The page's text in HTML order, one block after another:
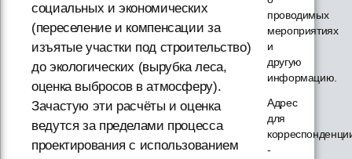
социальных и экономических
(переселение и компенсации за
изъятые участки под строительство)
до экологических (вырубка леса,
оценка выбросов в атмосферу).
Зачастую эти расчёты и оценка
ведутся за пределами процесса
проектирования с использованием
проводимых
мероприятиях
и
другую
информацию.
Адрес
для
-